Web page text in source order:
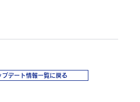
プデート情報一覧に戻る